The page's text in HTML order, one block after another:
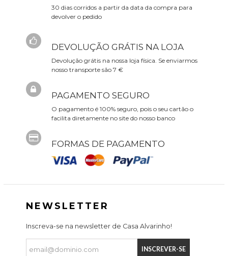
30 dias corridos a partir da data da compra para
devolver o pedido
DEVOLUÇÃO GRÁTIS NA LOJA
Devolução grátis na nossa loja física. Se enviarmos
nosso transporte são 7 €
PAGAMENTO SEGURO
O pagamento é 100% seguro, pois o seu cartão o
facilita diretamente no site do nosso banco
FORMAS DE PAGAMENTO
NEWSLETTER
Inscreva-se na newsletter de Casa Alvarinho!
INSCREVER-SE